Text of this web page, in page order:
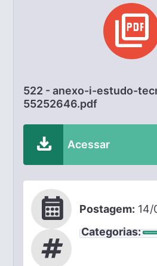
picture_as_pdf
522 - anexo-i-estudo-
55252646.pdf
download Acessar
calendar_month Postagem: 14/
tag
Categorias: